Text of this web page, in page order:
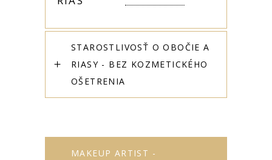
STAROSTLIVOSŤ O OBOČIE A
RIASY - BEZ KOZMETICKÉHO
OŠETRENIA
MAKEUP ARTIST -